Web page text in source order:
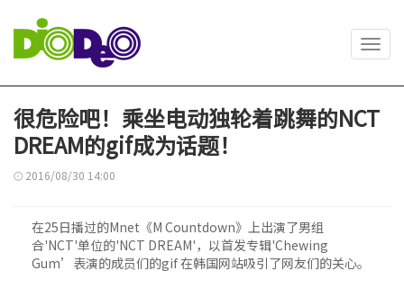
很危险吧！乘坐电动独轮着跳舞的NCT
DREAM的gif成为话题！
2016/08/30 14:00
在25日播过的Mnet《M Countdown》上出演了男组
合'NCT'单位的'NCT DREAM'，以首发专辑'Chewing
Gum’表演的成员们的gif 在韩国网站吸引了网友们的关心。